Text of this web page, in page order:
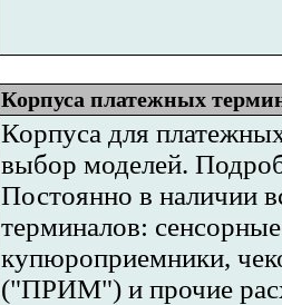
Корпуса платежных
Корпуса для
выбор моделей.
Постоянно в наличии
терминалов:
купюроприемники,
("ПРИМ") и прочие